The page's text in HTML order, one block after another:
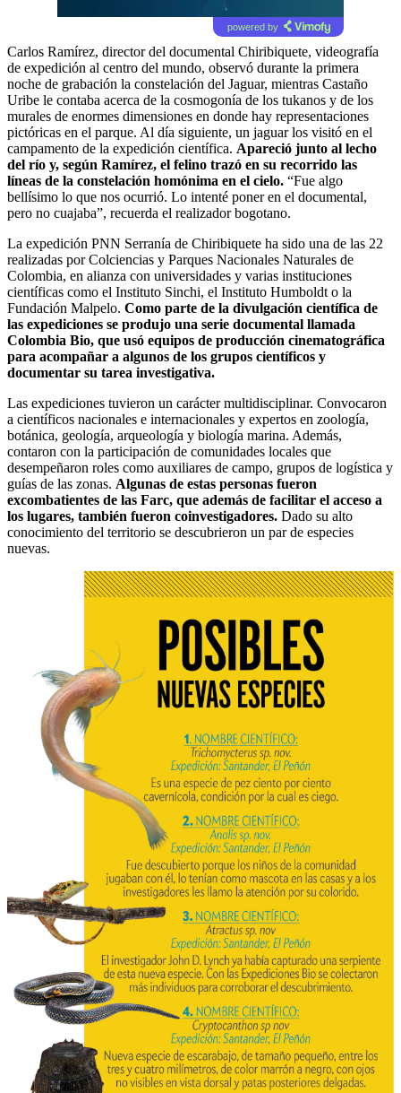
powered by
Carlos Ramírez, director del documental Chiribiquete, videografía
de expedición al centro del mundo, observó durante la primera
noche de grabación la constelación del Jaguar, mientras Castaño
Uribe le contaba acerca de la cosmogonía de los tukanos y de los
murales de enormes dimensiones en donde hay representaciones
pictóricas en el parque. Al día siguiente, un jaguar los visitó en el
campamento de la expedición científica. Apareció junto al lecho
del río y, según Ramírez, el felino trazó en su recorrido las
líneas de la constelación homónima en el cielo. “Fue algo
bellísimo lo que nos ocurrió. Lo intenté poner en el documental,
pero no cuajaba”, recuerda el realizador bogotano.
La expedición PNN Serranía de Chiribiquete ha sido una de las 22
realizadas por Colciencias y Parques Nacionales Naturales de
Colombia, en alianza con universidades y varias instituciones
científicas como el Instituto Sinchi, el Instituto Humboldt o la
Fundación Malpelo. Como parte de la divulgación científica de
las expediciones se produjo una serie documental llamada
Colombia Bio, que usó equipos de producción cinematográfica
para acompañar a algunos de los grupos científicos y
documentar su tarea investigativa.
Las expediciones tuvieron un carácter multidisciplinar. Convocaron
a científicos nacionales e internacionales y expertos en zoología,
botánica, geología, arqueología y biología marina. Además,
contaron con la participación de comunidades locales que
desempeñaron roles como auxiliares de campo, grupos de logística y
guías de las zonas. Algunas de estas personas fueron
excombatientes de las Farc, que además de facilitar el acceso a
los lugares, también fueron coinvestigadores. Dado su alto
conocimiento del territorio se descubrieron un par de especies
nuevas.